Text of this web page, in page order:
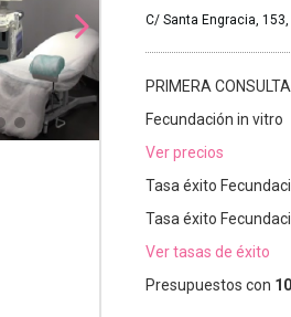
C/ Santa Engracia,
PRIMERA
Fecundación in vitro
Ver precios
Tasa éxito
Tasa éxito
Ver tasas de éxito
Presupuestos con